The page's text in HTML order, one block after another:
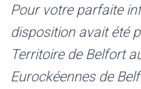
Pour votre parfaite
disposition avait été
Territoire de Belfort
Eurockéennes de